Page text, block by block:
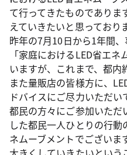
て行ってきたものであり
えていきたいと思っており
昨年の7月10日から1年間
「家庭におけるLED省エ
いますが、これまで、都
また量販店の皆様方に、
ドバイスにご尽力いただ
都民の方々にご参加いただ
した都民一人ひとりの行
ネムーブメントでございま